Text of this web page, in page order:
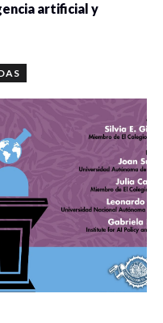
artificial y